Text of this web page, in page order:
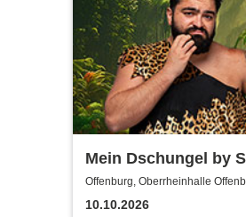
Mein Dschungel by
Karibik
Offenburg, Oberrheinhalle
10.10.2026